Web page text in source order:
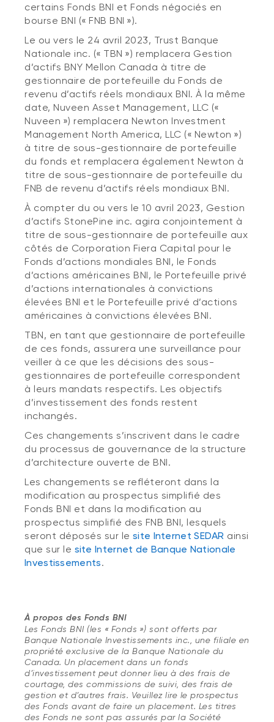
certains Fonds BNI et Fonds négociés en
bourse BNI (« FNB BNI »).
Le ou vers le 24 avril 2023, Trust Banque
Nationale inc. (« TBN ») remplacera Gestion
d’actifs BNY Mellon Canada à titre de
gestionnaire de portefeuille du Fonds de
revenu d’actifs réels mondiaux BNI. À la même
date, Nuveen Asset Management, LLC («
Nuveen ») remplacera Newton Investment
Management North America, LLC (« Newton »)
à titre de sous-gestionnaire de portefeuille
du fonds et remplacera également Newton à
titre de sous-gestionnaire de portefeuille du
FNB de revenu d’actifs réels mondiaux BNI.
À compter du ou vers le 10 avril 2023, Gestion
d’actifs StonePine inc. agira conjointement à
titre de sous-gestionnaire de portefeuille aux
côtés de Corporation Fiera Capital pour le
Fonds d’actions mondiales BNI, le Fonds
d’actions américaines BNI, le Portefeuille privé
d’actions internationales à convictions
élevées BNI et le Portefeuille privé d’actions
américaines à convictions élevées BNI.
TBN, en tant que gestionnaire de portefeuille
de ces fonds, assurera une surveillance pour
veiller à ce que les décisions des sous-
gestionnaires de portefeuille correspondent
à leurs mandats respectifs. Les objectifs
d’investissement des fonds restent
inchangés.
Ces changements s’inscrivent dans le cadre
du processus de gouvernance de la structure
d’architecture ouverte de BNI.
Les changements se refléteront dans la
modification au prospectus simplifié des
Fonds BNI et dans la modification au
prospectus simplifié des FNB BNI, lesquels
seront déposés sur le site Internet SEDAR ainsi
que sur le site Internet de Banque Nationale
Investissements.
À propos des Fonds BNI
Les Fonds BNI (les « Fonds ») sont offerts par
Banque Nationale Investissements inc., une filiale en
propriété exclusive de la Banque Nationale du
Canada. Un placement dans un fonds
d’investissement peut donner lieu à des frais de
courtage, des commissions de suivi, des frais de
gestion et d’autres frais. Veuillez lire le prospectus
des Fonds avant de faire un placement. Les titres
des Fonds ne sont pas assurés par la Société